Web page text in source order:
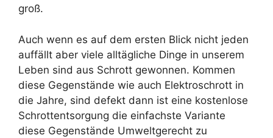
groß.
Auch wenn es auf dem ersten Blick nicht jeden
auffällt aber viele alltägliche Dinge in unserem
Leben sind aus Schrott gewonnen. Kommen
diese Gegenstände wie auch Elektroschrott in
die Jahre, sind defekt dann ist eine kostenlose
Schrottentsorgung die einfachste Variante
diese Gegenstände Umweltgerecht zu